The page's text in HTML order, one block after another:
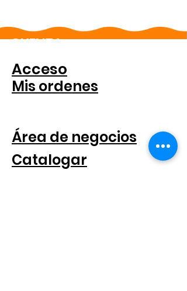
CUENTA
Acceso
Mis ordenes
Área de negocios
Catalogar